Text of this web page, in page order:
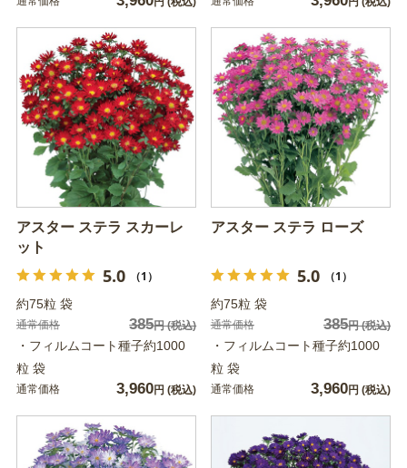
アスター ステラ スカーレ
ット
5.0 （1）
約75粒 袋
通常価格 385円(税込)
・フィルムコート種子約1000
粒 袋
通常価格 3,960円 (税込)
アスター ステラ ローズ
5.0 （1）
約75粒 袋
通常価格 385円(税込)
・フィルムコート種子約1000
粒 袋
通常価格 3,960円 (税込)